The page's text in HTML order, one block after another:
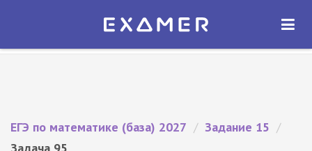
Экзамер — ЕГЭ 2027
ОТКРЫТЬ
ЕГЭ по математике (база) 2027 / Задание 15 /